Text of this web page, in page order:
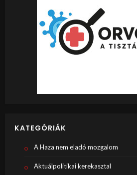
KATEGÓRIÁK
A Haza nem eladó mozgalom
Aktuálpolitikai kerekasztal